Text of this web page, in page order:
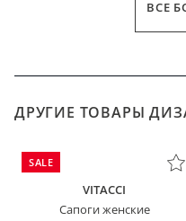
ВСЕ
ДРУГИЕ ТОВАРЫ
SALE
VITACCI
Сапоги женские